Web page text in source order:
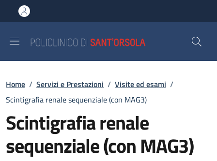
al contenuto principale
to footer content
Briciole di pane
Home / Servizi e Prestazioni / Visite ed esami /
Scintigrafia renale sequenziale (con MAG3)
Scintigrafia renale
sequenziale (con MAG3)